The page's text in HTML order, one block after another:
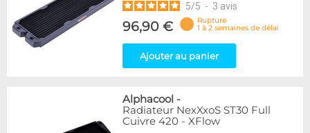
5/5 - 3 avis
96,90 €
Rupture
1 à 2 semaines de délai
Ajouter au panier
Alphacool -
Radiateur NexXxoS ST30 Full
Cuivre 420 - XFlow